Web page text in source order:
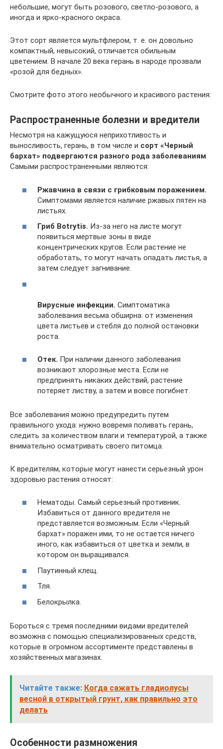
небольшие, могут быть розового, светло-розового, а
иногда и ярко-красного окраса.
Этот сорт является мультфлером, т. е. он довольно
компактный, невысокий, отличается обильным
цветением. В начале 20 века герань в народе прозвали
«розой для бедных».
Смотрите фото этого необычного и красивого растения:
Распространенные болезни и вредители
Несмотря на кажущуюся неприхотливость и
выносливость, герань, в том числе и сорт «Черный
бархат» подвергаются разного рода заболеваниям.
Самыми распространенными являются:
Ржавчина в связи с грибковым поражением.
Симптомами является наличие ржавых пятен на
листьях.
Гриб Botrytis. Из-за него на листе могут
появиться мертвые зоны в виде
концентрических кругов. Если растение не
обработать, то могут начать опадать листья, а
затем следует загнивание.
Вирусные инфекции. Симптоматика
заболевания весьма обширна: от изменения
цвета листьев и стебля до полной остановки
роста.
Отек. При наличии данного заболевания
возникают хлорозные места. Если не
предпринять никаких действий, растение
потеряет листву, а затем и вовсе погибнет.
Все заболевания можно предупредить путем
правильного ухода: нужно вовремя поливать герань,
следить за количеством влаги и температурой, а также
внимательно осматривать своего питомца.
К вредителям, которые могут нанести серьезный урон
здоровью растения относят:
Нематоды. Самый серьезный противник.
Избавиться от данного вредителя не
представляется возможным. Если «Черный
бархат» поражен ими, то не остается ничего
иного, как избавиться от цветка и земли, в
котором он выращивался.
Паутинный клещ.
Тля.
Белокрылка.
Бороться с тремя последними видами вредителей
возможна с помощью специализированных средств,
которые в огромном ассортименте представлены в
хозяйственных магазинах.
Читайте также: Когда сажать гладиолусы
весной в открытый грунт, как правильно это
делать
Особенности размножения